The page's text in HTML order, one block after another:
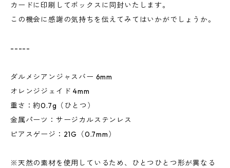
カードに印刷してボックスに同封いたします。
この機会に感謝の気持ちを伝えてみてはいかがでしょうか。
-----
ダルメシアンジャスバー 6mm
オレンジジェイド 4mm
重さ：約0.7g（ひとつ）
金属パーツ：サージカルステンレス
ピアスゲージ：21G（0.7mm）
※天然の素材を使用しているため、ひとつひとつ形が異なる